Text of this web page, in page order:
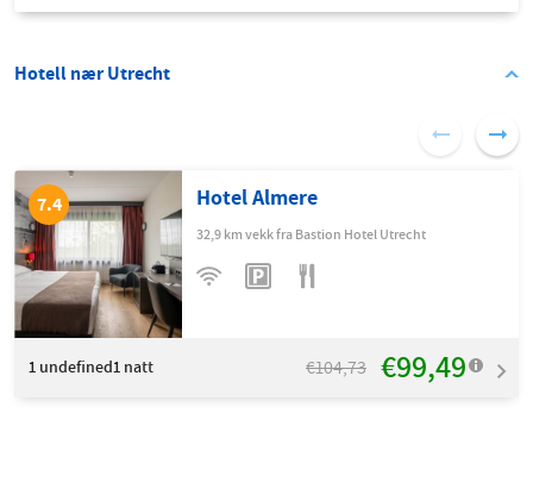
Hotell nær Utrecht
7.4 Hotel Almere
32,9 km vekk fra Bastion Hotel Utrecht
1 undefined1 natt €104,73 €99,49